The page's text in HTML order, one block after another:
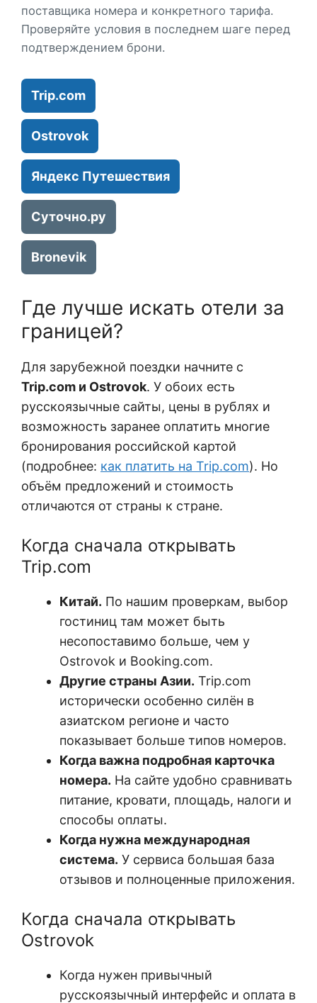
поставщика номера и конкретного тарифа.
Проверяйте условия в последнем шаге перед
подтверждением брони.
Trip.com
Ostrovok
Яндекс Путешествия
Суточно.ру
Bronevik
Где лучше искать отели за
границей?
Для зарубежной поездки начните с
Trip.com и Ostrovok. У обоих есть
русскоязычные сайты, цены в рублях и
возможность заранее оплатить многие
бронирования российской картой
(подробнее: как платить на Trip.com). Но
объём предложений и стоимость
отличаются от страны к стране.
Когда сначала открывать
Trip.com
Китай. По нашим проверкам, выбор
гостиниц там может быть
несопоставимо больше, чем у
Ostrovok и Booking.com.
Другие страны Азии. Trip.com
исторически особенно силён в
азиатском регионе и часто
показывает больше типов номеров.
Когда важна подробная карточка
номера. На сайте удобно сравнивать
питание, кровати, площадь, налоги и
способы оплаты.
Когда нужна международная
система. У сервиса большая база
отзывов и полноценные приложения.
Когда сначала открывать
Ostrovok
Когда нужен привычный
русскоязычный интерфейс и оплата в